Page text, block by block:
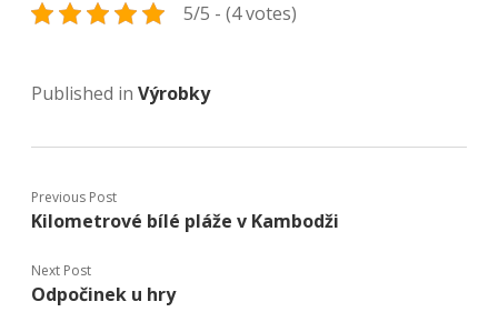
5/5 - (4 votes)
Published in Výrobky
Previous Post
Kilometrové bílé pláže v Kambodži
Next Post
Odpočinek u hry